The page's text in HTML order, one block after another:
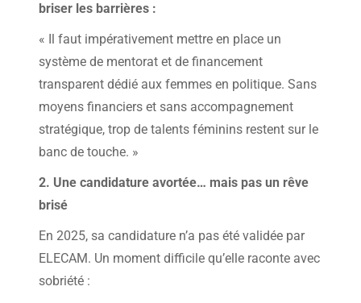
briser les barrières :
« Il faut impérativement mettre en place un
système de mentorat et de financement
transparent dédié aux femmes en politique. Sans
moyens financiers et sans accompagnement
stratégique, trop de talents féminins restent sur le
banc de touche. »
2. Une candidature avortée… mais pas un rêve
brisé
En 2025, sa candidature n’a pas été validée par
ELECAM. Un moment difficile qu’elle raconte avec
sobriété :